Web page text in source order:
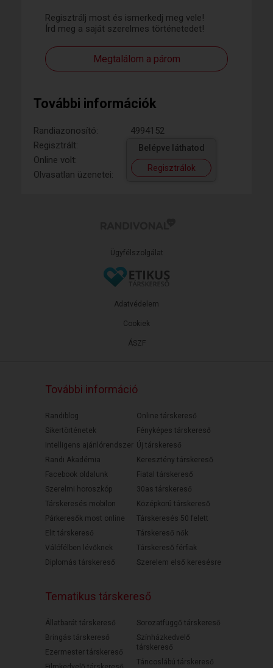
Regisztrálj most és ismerkedj meg vele!
Írd meg a saját szerelmes történetedet!
Megtalálom a párom
További információk
Randiazonosító:
4994152
Regisztrált:
Online volt:
Olvasatlan üzenetei:
Belépve láthatod
Regisztrálok
Ügyfélszolgálat
ÁSZF
Adatvédelem
Cookiek
További információ
Randiblog
Sikertörténetek
Intelligens ajánlórendszer
Randi Akadémia
Facebook oldalunk
Szerelmi horoszkóp
Társkeresés mobilon
Párkeresők most online
Elit társkereső
Válófélben lévőknek
Diplomás társkereső
Online társkereső
Fényképes társkereső
Új társkereső
Keresztény társkereső
Fiatal társkereső
30as társkereső
Középkorú társkereső
Társkeresés 50 felett
Társkereső nők
Társkereső férfiak
Szerelem első keresésre
Tematikus társkereső
Állatbarát társkereső
Bringás társkereső
Ezermester társkereső
Sorozatfüggő társkereső
Színházkedvelő
társkereső
Táncoslábú társkereső